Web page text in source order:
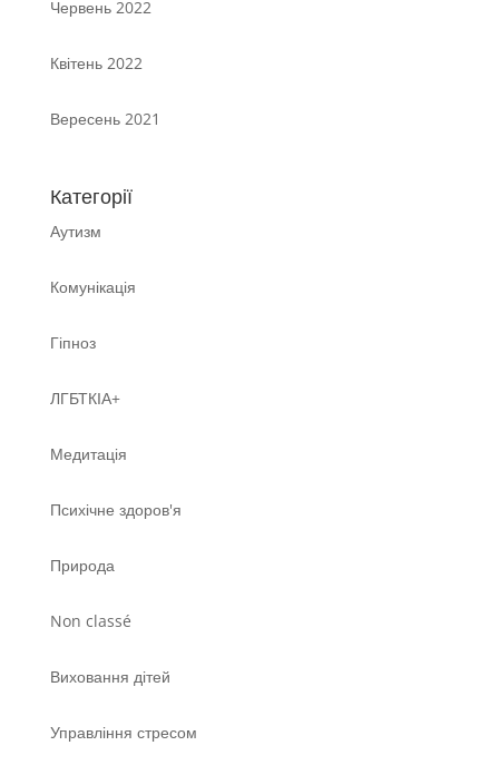
Червень 2022
Квітень 2022
Вересень 2021
Категорії
Аутизм
Комунікація
Гіпноз
ЛГБТКІА+
Медитація
Психічне здоров'я
Природа
Non classé
Виховання дітей
Управління стресом